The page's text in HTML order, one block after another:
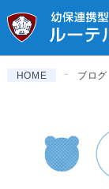
HOME ブログ